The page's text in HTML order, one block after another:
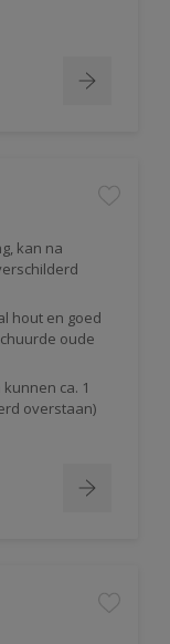
kan na
hout en goed
oude
ca. 1
overstaan)